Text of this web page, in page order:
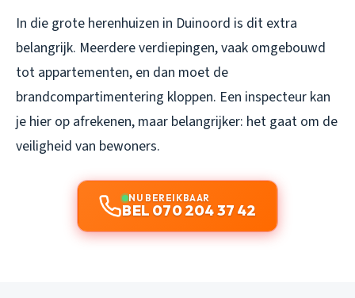
In die grote herenhuizen in Duinoord is dit extra
belangrijk. Meerdere verdiepingen, vaak omgebouwd
tot appartementen, en dan moet de
brandcompartimentering kloppen. Een inspecteur kan
je hier op afrekenen, maar belangrijker: het gaat om de
veiligheid van bewoners.
NU BEREIKBAAR
BEL 070 204 37 42